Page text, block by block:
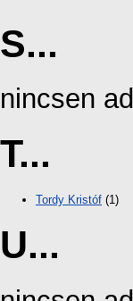
S...
nincsen
T...
Tordy Kristóf (1)
U...